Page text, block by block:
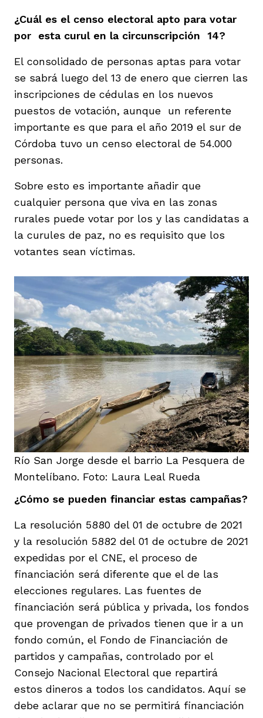
¿Cuál es el censo electoral apto para votar
por esta curul en la circunscripción 14?
El consolidado de personas aptas para votar
se sabrá luego del 13 de enero que cierren las
inscripciones de cédulas en los nuevos
puestos de votación, aunque un referente
importante es que para el año 2019 el sur de
Córdoba tuvo un censo electoral de 54.000
personas.
Sobre esto es importante añadir que
cualquier persona que viva en las zonas
rurales puede votar por los y las candidatas a
la curules de paz, no es requisito que los
votantes sean víctimas.
Río San Jorge desde el barrio La Pesquera de
Montelíbano. Foto: Laura Leal Rueda
¿Cómo se pueden financiar estas campañas?
La resolución 5880 del 01 de octubre de 2021
y la resolución 5882 del 01 de octubre de 2021
expedidas por el CNE, el proceso de
financiación será diferente que el de las
elecciones regulares. Las fuentes de
financiación será pública y privada, los fondos
que provengan de privados tienen que ir a un
fondo común, el Fondo de Financiación de
partidos y campañas, controlado por el
Consejo Nacional Electoral que repartirá
estos dineros a todos los candidatos. Aquí se
debe aclarar que no se permitirá financiación